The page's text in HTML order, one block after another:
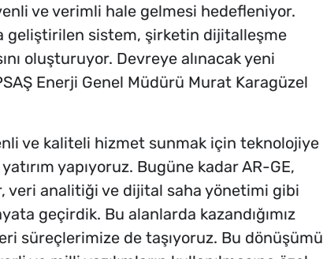
ve verimli hale gelmesi hedefleniyor.
geliştirilen sistem, şirketin dijitalleşme
oluşturuyor. Devreye alınacak yeni
Enerji Genel Müdürü Murat Karagüzel
ve kaliteli hizmet sunmak için teknolojiye
yapıyoruz. Bugüne kadar AR-GE,
veri analitiği ve dijital saha yönetimi gibi
geçirdik. Bu alanlarda kazandığımız
süreçlerimize de taşıyoruz. Bu dönüşümü